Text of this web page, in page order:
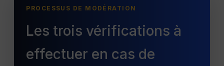
PROCESSUS DE MODÉRATION
Les trois vérifications à
effectuer en cas de